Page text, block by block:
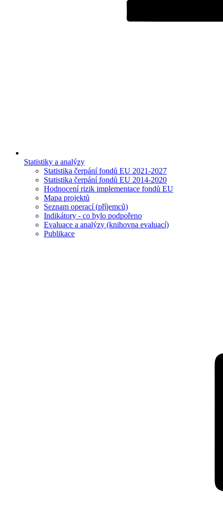
Statistiky a analýzy
Statistika čerpání fondů EU 2021-2027
Statistika čerpání fondů EU 2014-2020
Hodnocení rizik implementace fondů EU
Mapa projektů
Seznam operací (příjemců)
Indikátory - co bylo podpořeno
Evaluace a analýzy (knihovna evaluací)
Publikace